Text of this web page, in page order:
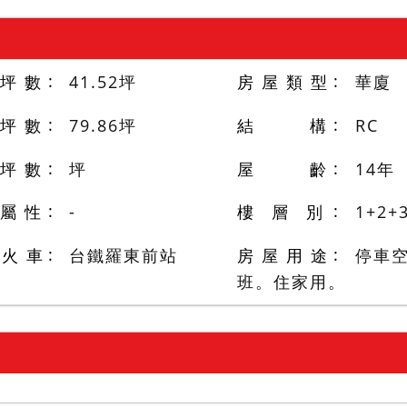
數 41.52坪
數
79.86坪
數
坪
性
-
車
台鐵羅東前站
房 屋 類 型
華廈
結 構
RC
屋 齡
14年
樓 層 別
房 屋 用 途
停車
班。住家用。